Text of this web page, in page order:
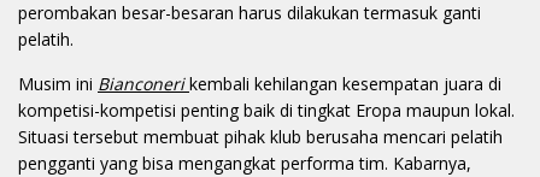
perombakan besar-besaran harus dilakukan termasuk ganti
pelatih.
Musim ini Bianconeri kembali kehilangan kesempatan juara di
kompetisi-kompetisi penting baik di tingkat Eropa maupun lokal.
Situasi tersebut membuat pihak klub berusaha mencari pelatih
pengganti yang bisa mengangkat performa tim. Kabarnya,